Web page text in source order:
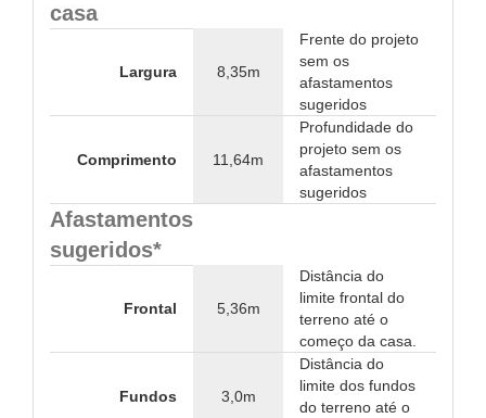
casa
Largura 8,35m
Frente do projeto
sem os
afastamentos
sugeridos
Comprimento 11,64m
Profundidade do
projeto sem os
afastamentos
sugeridos
Afastamentos
sugeridos*
Frontal 5,36m
Distância do
limite frontal do
terreno até o
começo da casa.
Fundos 3,0m
Distância do
limite dos fundos
do terreno até o